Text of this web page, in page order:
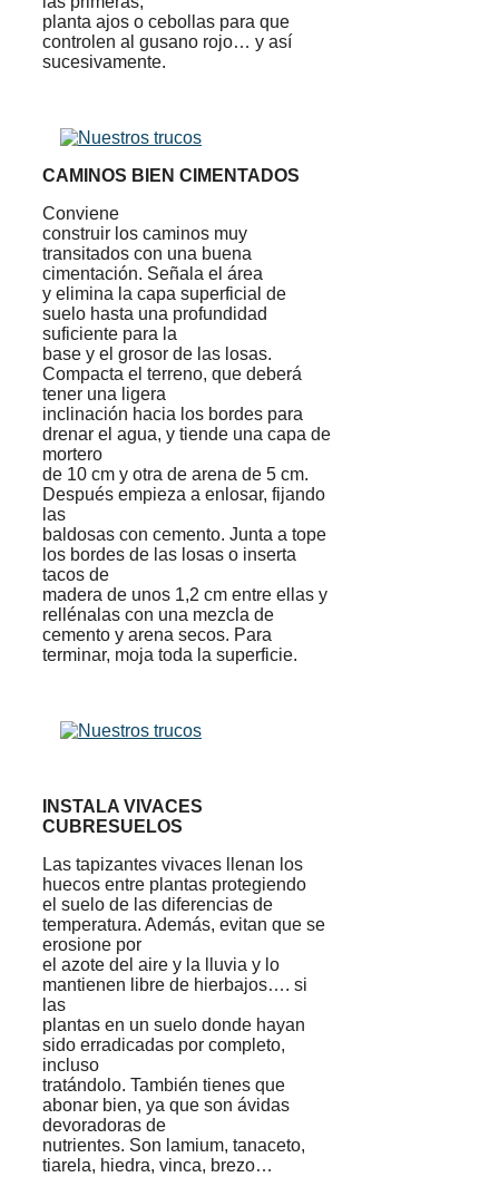
planta ajos o cebollas para que
controlen al gusano rojo… y así
sucesivamente.
CAMINOS BIEN CIMENTADOS
Conviene
construir los caminos muy
transitados con una buena
cimentación. Señala el área
y elimina la capa superficial de
suelo hasta una profundidad
suficiente para la
base y el grosor de las losas.
Compacta el terreno, que deberá
tener una ligera
inclinación hacia los bordes para
drenar el agua, y tiende una capa de
mortero
de 10 cm y otra de arena de 5 cm.
Después empieza a enlosar, fijando
las
baldosas con cemento. Junta a tope
los bordes de las losas o inserta
tacos de
madera de unos 1,2 cm entre ellas y
rellénalas con una mezcla de
cemento y arena secos. Para
terminar, moja toda la superficie.
INSTALA VIVACES
CUBRESUELOS
Las tapizantes vivaces llenan los
huecos entre plantas protegiendo
el suelo de las diferencias de
temperatura. Además, evitan que se
erosione por
el azote del aire y la lluvia y lo
mantienen libre de hierbajos…. si
las
plantas en un suelo donde hayan
sido erradicadas por completo,
incluso
tratándolo. También tienes que
abonar bien, ya que son ávidas
devoradoras de
nutrientes. Son lamium, tanaceto,
tiarela, hiedra, vinca, brezo…